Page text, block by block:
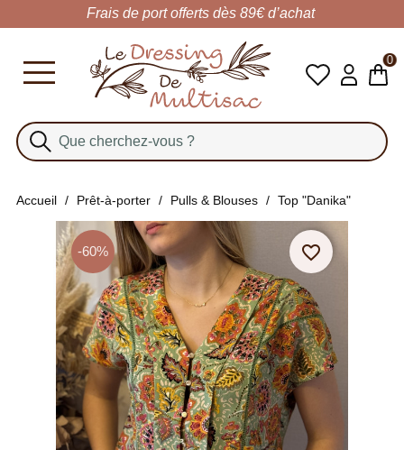
0
Frais de port offerts dès 89€ d’achat
Accueil Prêt-à-porter Pulls & Blouses Top "Danika"
favorite_border
-60%